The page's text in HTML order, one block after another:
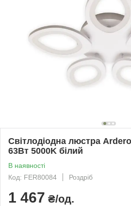
Світлодіодна люстра
63Вт 5000K білий
В наявності
Код: FER80084
Роздріб
1 467 ₴/од.